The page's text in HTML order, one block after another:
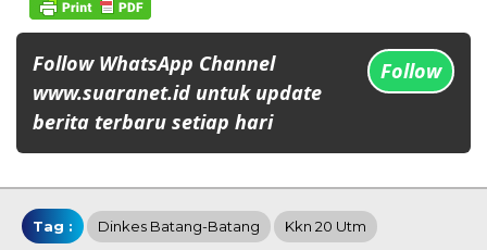
Follow WhatsApp Channel
www.suaranet.id untuk update
berita terbaru setiap hari
Follow
Tag : Dinkes Batang-Batang Kkn 20 Utm